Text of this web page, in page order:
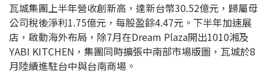
瓦城集團上半年營收創新高，達新台幣30.52億元，歸屬母
公司稅後淨利1.75億元，每股盈餘4.47元。下半年加速展
店，啟動海外布局，除7月在Dream Plaza開出1010湘及
YABI KITCHEN，集團同時擴張中南部市場版圖，瓦城於8
月陸續進駐台中與台南商場。